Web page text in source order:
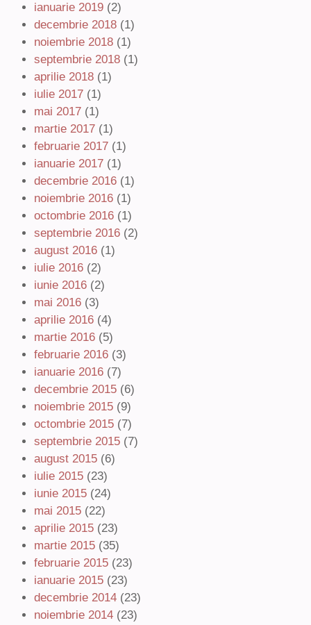
ianuarie 2019 (2)
decembrie 2018 (1)
noiembrie 2018 (1)
septembrie 2018 (1)
aprilie 2018 (1)
iulie 2017 (1)
mai 2017 (1)
martie 2017 (1)
februarie 2017 (1)
ianuarie 2017 (1)
decembrie 2016 (1)
noiembrie 2016 (1)
octombrie 2016 (1)
septembrie 2016 (2)
august 2016 (1)
iulie 2016 (2)
iunie 2016 (2)
mai 2016 (3)
aprilie 2016 (4)
martie 2016 (5)
februarie 2016 (3)
ianuarie 2016 (7)
decembrie 2015 (6)
noiembrie 2015 (9)
octombrie 2015 (7)
septembrie 2015 (7)
august 2015 (6)
iulie 2015 (23)
iunie 2015 (24)
mai 2015 (22)
aprilie 2015 (23)
martie 2015 (35)
februarie 2015 (23)
ianuarie 2015 (23)
decembrie 2014 (23)
noiembrie 2014 (23)